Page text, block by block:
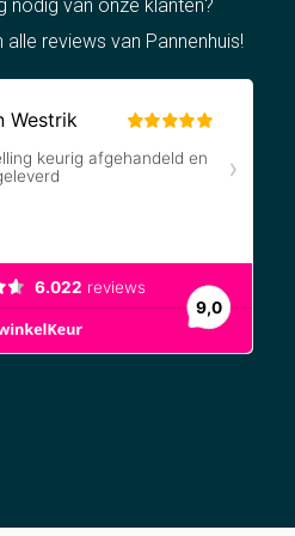
nodig van onze klanten?
alle reviews van Pannenhuis!